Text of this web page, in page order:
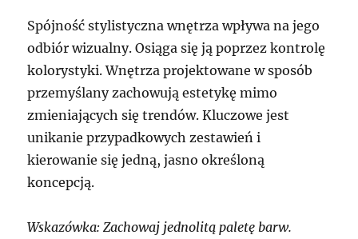
Spójność stylistyczna wnętrza wpływa na jego
odbiór wizualny. Osiąga się ją poprzez kontrolę
kolorystyki. Wnętrza projektowane w sposób
przemyślany zachowują estetykę mimo
zmieniających się trendów. Kluczowe jest
unikanie przypadkowych zestawień i
kierowanie się jedną, jasno określoną
koncepcją.
Wskazówka: Zachowaj jednolitą paletę barw.